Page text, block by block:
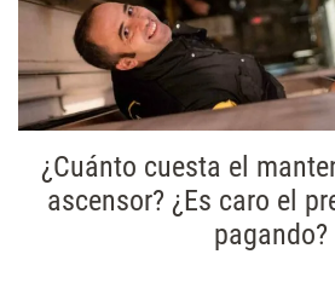
¿Cuánto cuesta el
ascensor? ¿Es caro el
pagando?